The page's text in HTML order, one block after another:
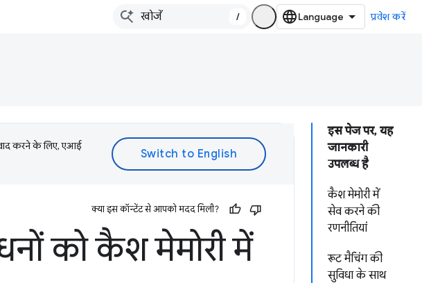
/ प्रवेश करें
इस पेज पर, यह
जानकारी
उपलब्ध है
कैश मेमोरी में
सेव करने की
रणनीतियां
रूट मैचिंग की
सुविधा के साथ
करने के लिए, एआई
क्या इस कॉन्टेंट से आपको मदद मिली?
को कैश मेमोरी में